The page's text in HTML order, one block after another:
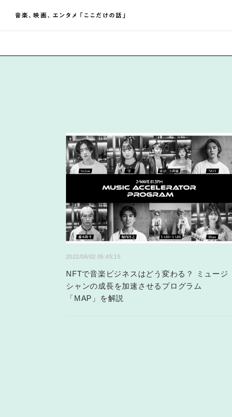
2022/06/02 05:45:15
NFTで音楽ビジネスはどう変わる？ ミュージ
シャンの成長を加速させるプログラム
「MAP」を解説